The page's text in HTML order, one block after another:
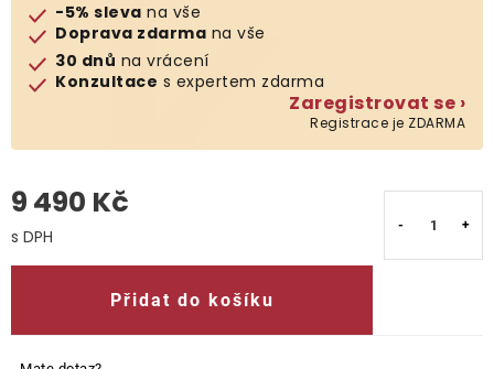
Klub výhod
-5% sleva na vše
Doprava zdarma na vše
30 dnů na vrácení
Konzultace s expertem zdarma
Zaregistrovat se ›
Registrace je ZDARMA
9 490 Kč
Přidat do košíku